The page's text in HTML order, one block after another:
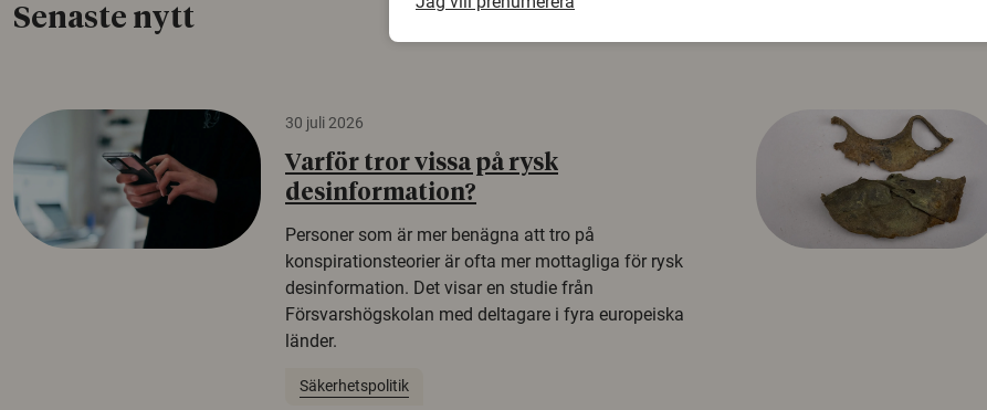
Senaste nytt
30 juli 2026
Varför tror vissa på rysk
desinformation?
Personer som är mer benägna att tro på
konspirationsteorier är ofta mer mottagliga för rysk
desinformation. Det visar en studie från
Försvarshögskolan med deltagare i fyra europeiska
länder.
Säkerhetspolitik